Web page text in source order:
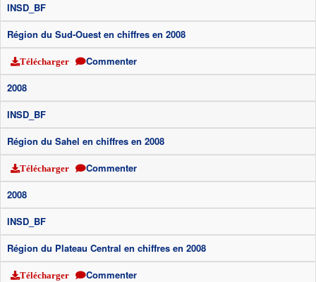
INSD_BF
Région du Sud-Ouest en chiffres en 2008
Télécharger
Commenter
2008
INSD_BF
Région du Sahel en chiffres en 2008
Télécharger
Commenter
2008
INSD_BF
Région du Plateau Central en chiffres en 2008
Télécharger
Commenter